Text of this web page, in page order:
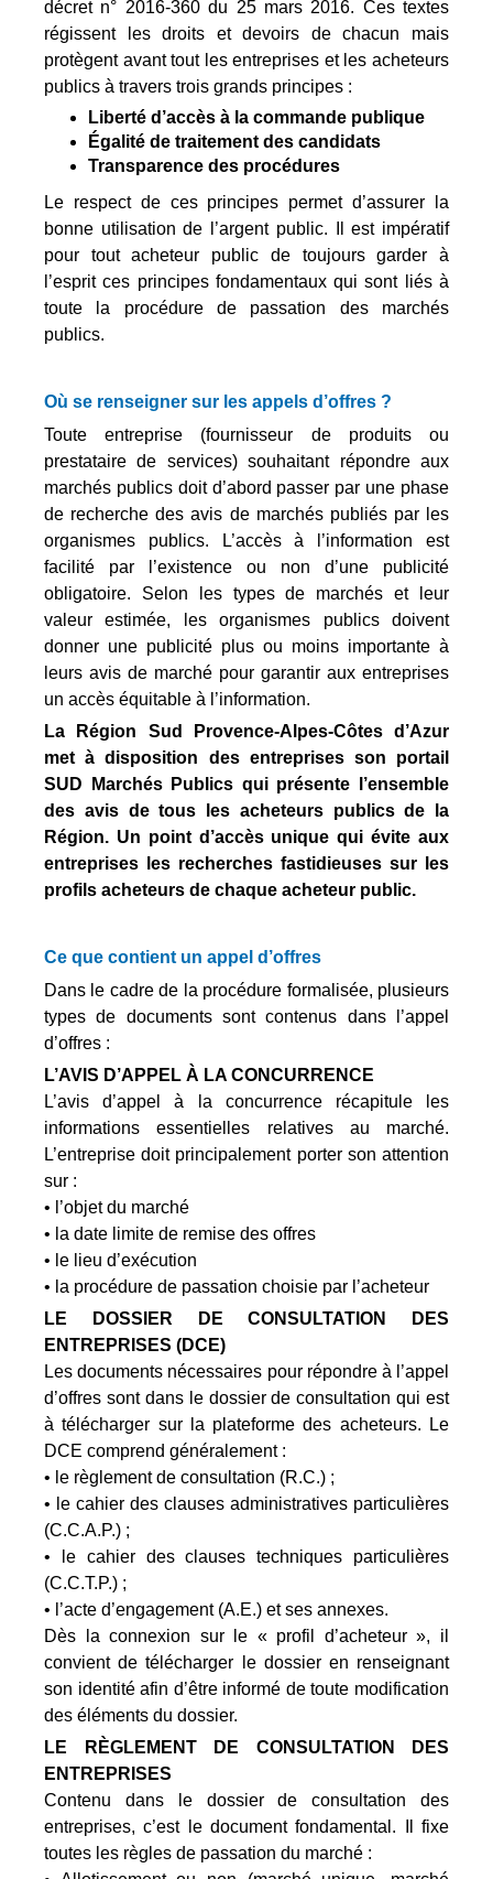
décret n° 2016-360 du 25 mars 2016. Ces textes
régissent les droits et devoirs de chacun mais
protègent avant tout les entreprises et les acheteurs
publics à travers trois grands principes :
Liberté d’accès à la commande publique
Égalité de traitement des candidats
Transparence des procédures
Le respect de ces principes permet d’assurer la
bonne utilisation de l’argent public. Il est impératif
pour tout acheteur public de toujours garder à
l’esprit ces principes fondamentaux qui sont liés à
toute la procédure de passation des marchés
publics.
Où se renseigner sur les appels d’offres ?
Toute entreprise (fournisseur de produits ou
prestataire de services) souhaitant répondre aux
marchés publics doit d’abord passer par une phase
de recherche des avis de marchés publiés par les
organismes publics. L’accès à l’information est
facilité par l’existence ou non d’une publicité
obligatoire. Selon les types de marchés et leur
valeur estimée, les organismes publics doivent
donner une publicité plus ou moins importante à
leurs avis de marché pour garantir aux entreprises
un accès équitable à l’information.
La Région Sud Provence-Alpes-Côtes d’Azur
met à disposition des entreprises son portail
SUD Marchés Publics qui présente l’ensemble
des avis de tous les acheteurs publics de la
Région. Un point d’accès unique qui évite aux
entreprises les recherches fastidieuses sur les
profils acheteurs de chaque acheteur public.
Ce que contient un appel d’offres
Dans le cadre de la procédure formalisée, plusieurs
types de documents sont contenus dans l’appel
d’offres :
L’AVIS D’APPEL À LA CONCURRENCE
L’avis d’appel à la concurrence récapitule les
informations essentielles relatives au marché.
L’entreprise doit principalement porter son attention
sur :
• l’objet du marché
• la date limite de remise des offres
• le lieu d’exécution
• la procédure de passation choisie par l’acheteur
LE DOSSIER DE CONSULTATION DES
ENTREPRISES (DCE)
Les documents nécessaires pour répondre à l’appel
d’offres sont dans le dossier de consultation qui est
à télécharger sur la plateforme des acheteurs. Le
DCE comprend généralement :
• le règlement de consultation (R.C.) ;
• le cahier des clauses administratives particulières
(C.C.A.P.) ;
• le cahier des clauses techniques particulières
(C.C.T.P.) ;
• l’acte d’engagement (A.E.) et ses annexes.
Dès la connexion sur le « profil d’acheteur», il
convient de télécharger le dossier en renseignant
son identité afin d’être informé de toute modification
des éléments du dossier.
LE RÈGLEMENT DE CONSULTATION DES
ENTREPRISES
Contenu dans le dossier de consultation des
entreprises, c’est le document fondamental. Il fixe
toutes les règles de passation du marché :